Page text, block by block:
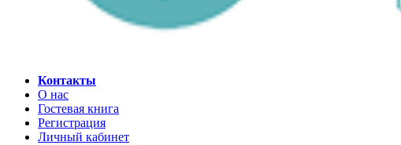
Контакты
О нас
Гостевая книга
Регистрация
Личный кабинет